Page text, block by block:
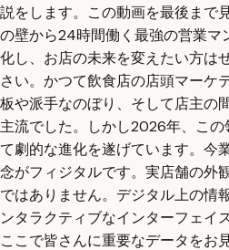
説をします。この動画を最後まで
の壁から24時間働く最強の営業マ
化し、お店の未来を変えたい方は
さい。かつて飲食店の店頭マーケ
板や派手なのぼり、そして店主の
主流でした。しかし2026年、こ
て劇的な進化を遂げています。今
念がフィジタルです。実店舗の外
ではありません。デジタル上の情
ンタラクティブなインターフェイ
ここで皆さんに重要なデータをお